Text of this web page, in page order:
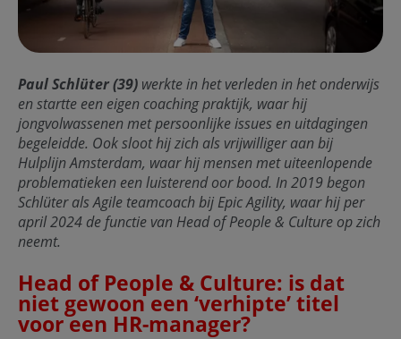
Paul Schlüter (39) werkte in het verleden in het onderwijs
en startte een eigen coaching praktijk, waar hij
jongvolwassenen met persoonlijke issues en uitdagingen
begeleidde. Ook sloot hij zich als vrijwilliger aan bij
Hulplijn Amsterdam, waar hij mensen met uiteenlopende
problematieken een luisterend oor bood. In 2019 begon
Schlüter als Agile teamcoach bij Epic Agility, waar hij per
april 2024 de functie van Head of People & Culture op zich
neemt.
Head of People & Culture: is dat
niet gewoon een ‘verhipte’ titel
voor een HR-manager?